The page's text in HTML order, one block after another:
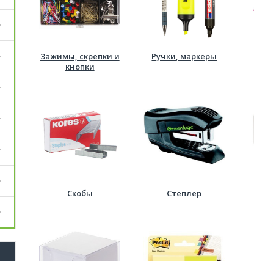
Зажимы, скрепки и
кнопки
Ручки, маркеры
Скобы Степлер